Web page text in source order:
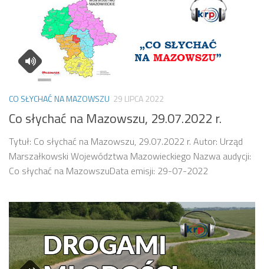
CO SŁYCHAĆ NA MAZOWSZU 29 LIPCA 2022
Co słychać na Mazowszu, 29.07.2022 r.
Tytuł: Co słychać na Mazowszu, 29.07.2022 r. Autor: Urząd
Marszałkowski Województwa Mazowieckiego Nazwa audycji:
Co słychać na MazowszuData emisji: 29-07-2022